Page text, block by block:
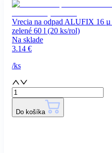
Vrecia na odpad ALUFIX 16
zelené 60 l (20 ks/rol)
Na sklade
3.14 €
/ks
Do košíka